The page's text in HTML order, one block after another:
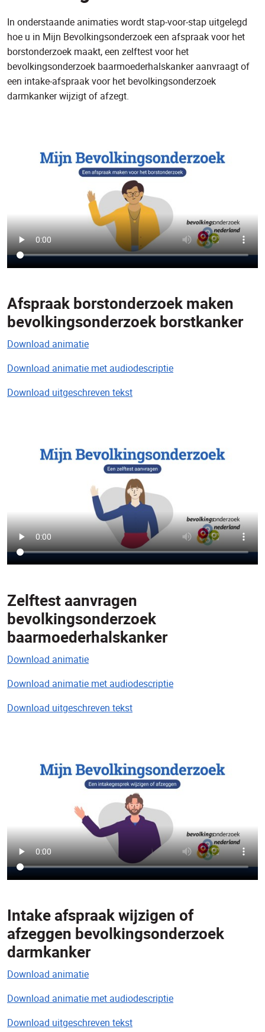
In onderstaande animaties wordt stap-voor-stap uitgelegd
hoe u in Mijn Bevolkingsonderzoek een afspraak voor het
borstonderzoek maakt, een zelftest voor het
bevolkingsonderzoek baarmoederhalskanker aanvraagt of
een intake-afspraak voor het bevolkingsonderzoek
darmkanker wijzigt of afzegt.
Afspraak borstonderzoek maken
bevolkingsonderzoek borstkanker
Download animatie
Download animatie met audiodescriptie
Download uitgeschreven tekst
Zelftest aanvragen
bevolkingsonderzoek
baarmoederhalskanker
Download animatie
Download animatie met audiodescriptie
Download uitgeschreven tekst
Intake afspraak wijzigen of
afzeggen bevolkingsonderzoek
darmkanker
Download animatie
Download animatie met audiodescriptie
Download uitgeschreven tekst